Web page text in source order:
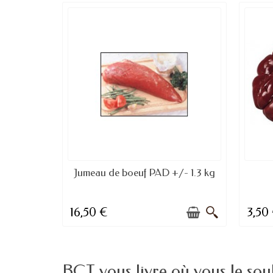
DISPONIBLE À LA COMMANDE
Jumeau de boeuf PAD +/- 1.3 kg
16,50 € 3,50